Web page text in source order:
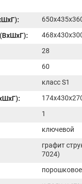
28
60
класс S1
1
ключевой
графит
7024)
порошковое